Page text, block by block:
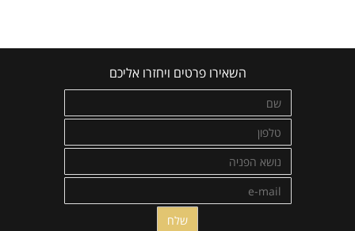
השאירו פרטים ויחזרו אליכם